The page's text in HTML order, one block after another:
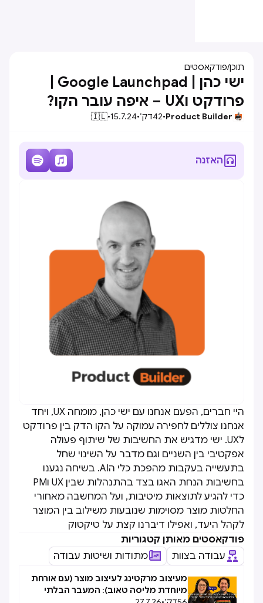
תוכן/פודקאסטים
פרודקט וUX – איפה עובר הקו?
Product Builder
•
42דק׳•
15.7.24
•
🇮🇱
האזנה 

היי חברים, הפעם אנחנו עם ישי כהן, מומחה UX, ויחד
אנחנו צוללים לחפירה עמוקה על הקו הדק בין פרודקט
לUX. ישי מדגיש את החשיבות של שיתוף פעולה
אפקטיבי בין השניים וגם מדבר על השינוי שחל
בתעשייה בעקבות מהפכת כלי הAI. בשיחה נגענו
בחשיבות הנחת האגו בצד בהתנהלות שבין UX וPM
כדי להגיע לתוצאות מיטיבות, ועל המחשבה מאחורי
החלטות מוצר מסוימות שנובעות משילוב בין המוצר
לקהל היעד, ואפילו דיברנו קצת על טיקטוק
פודקאסטים מאותן קטגוריות
עבודה בצוות
מתודות ושיטות עבודה
מעיצוב מרקטינג לעיצוב מוצר (עם אורחת
מיוחדת מליסה טאוב): המעבר הבלתי